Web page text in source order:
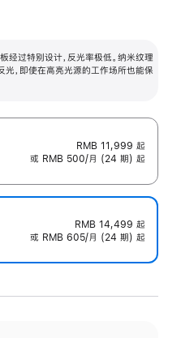
经过特别设计，反光率极低。纳米纹理
光，即使在高亮光源的工作场所也能保
RMB 11,999 起
或 RMB 500/月 (24 期) 起
RMB 14,499 起
或 RMB 605/月 (24 期) 起